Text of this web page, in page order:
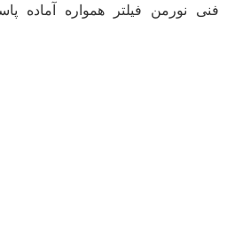
نورمن فیلتر همواره آماده